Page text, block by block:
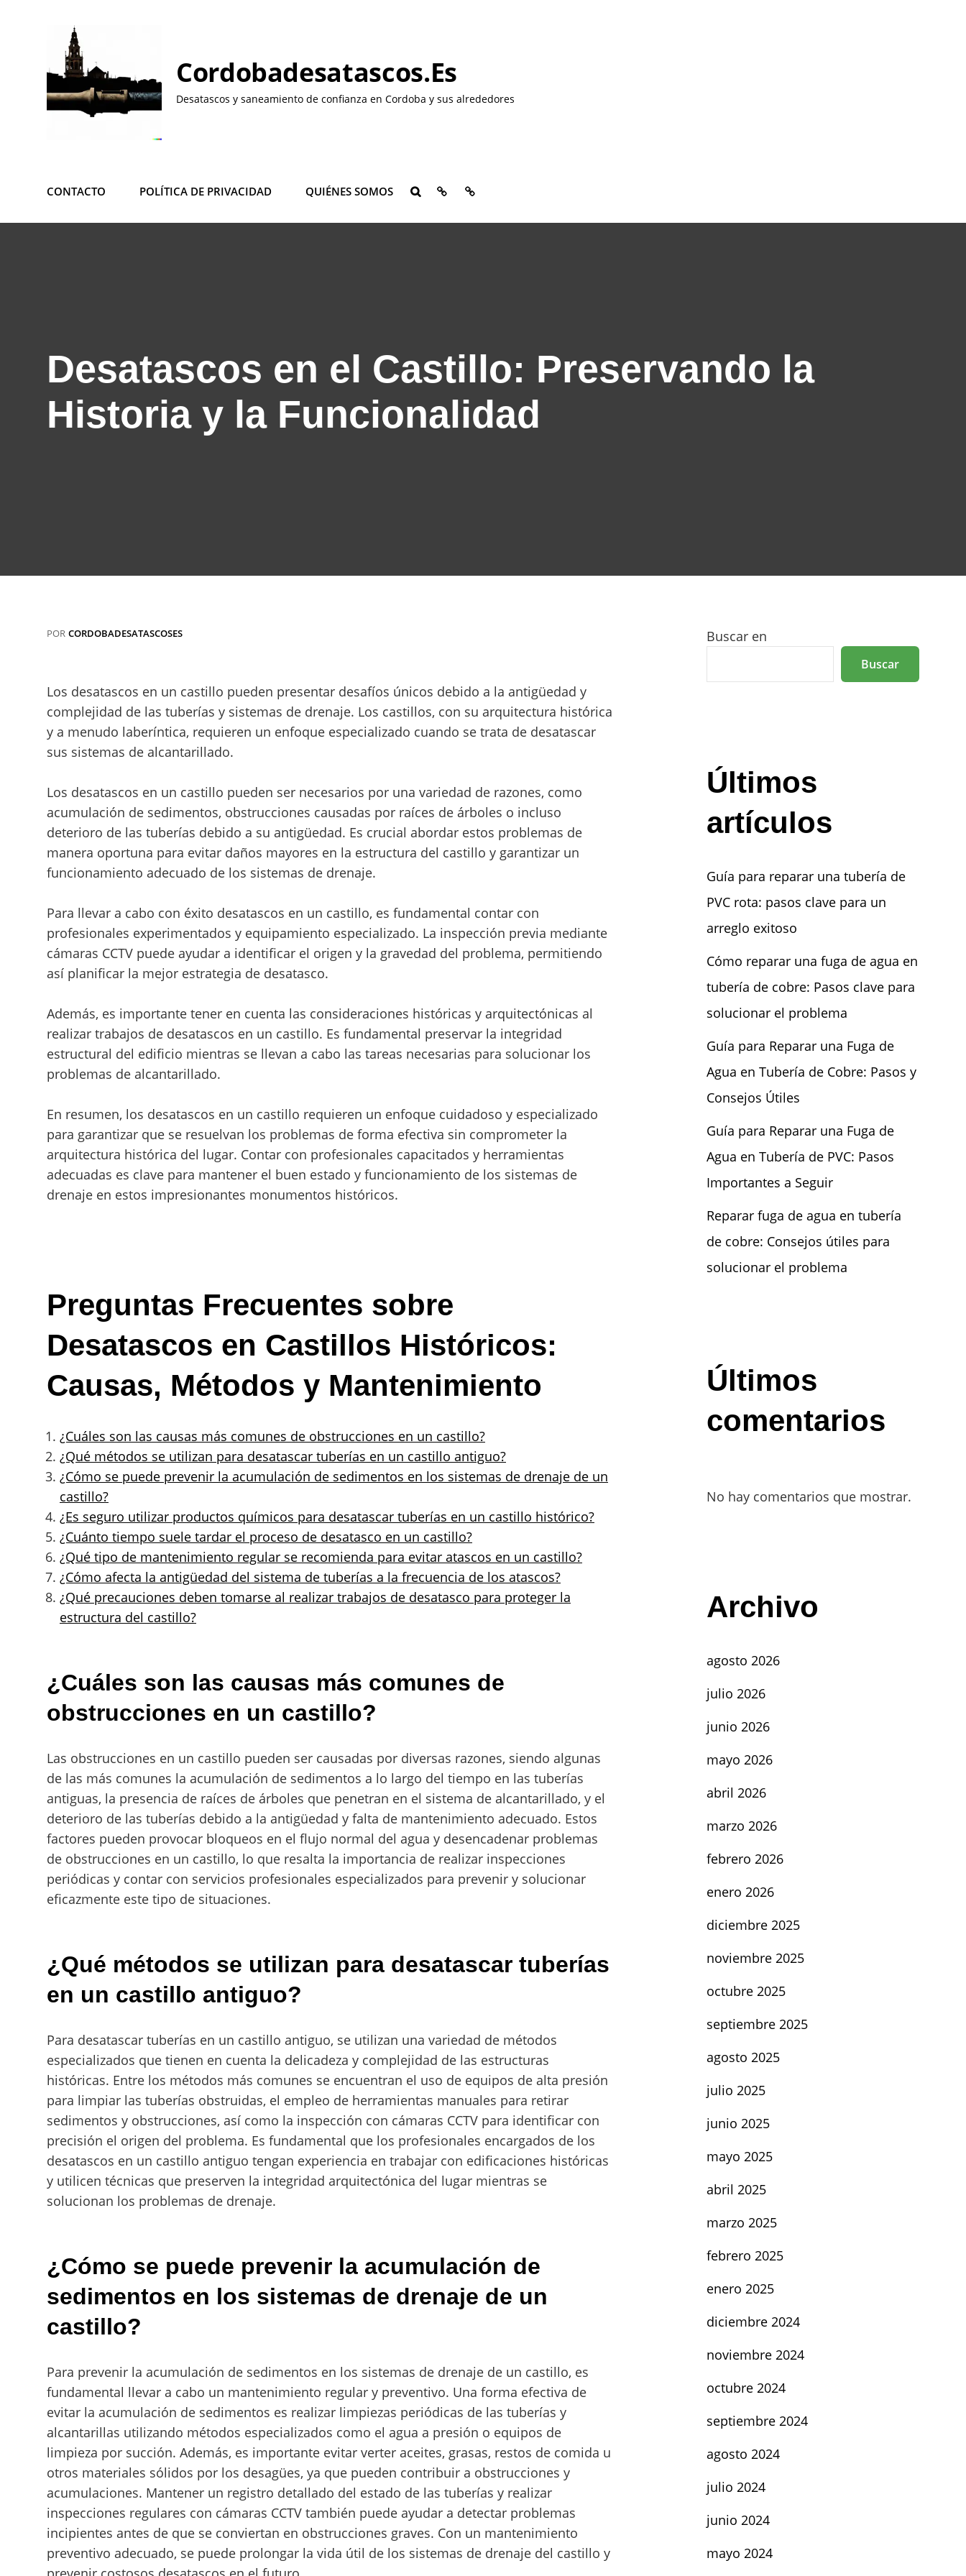
Cordobadesatascos.es
Desatascos y saneamiento de confianza en Cordoba y sus alrededores
CONTACTO POLÍTICA DE PRIVACIDAD QUIÉNES SOMOS BUSCARQUIÉNESCONTACTO
Desatascos en el Castillo: Preservando la
Historia y la Funcionalidad
POR CORDOBADESATASCOSES
Los desatascos en un castillo pueden presentar desafíos únicos debido a la antigüedad y
complejidad de las tuberías y sistemas de drenaje. Los castillos, con su arquitectura histórica
y a menudo laberíntica, requieren un enfoque especializado cuando se trata de desatascar
sus sistemas de alcantarillado.
Los desatascos en un castillo pueden ser necesarios por una variedad de razones, como
acumulación de sedimentos, obstrucciones causadas por raíces de árboles o incluso
deterioro de las tuberías debido a su antigüedad. Es crucial abordar estos problemas de
manera oportuna para evitar daños mayores en la estructura del castillo y garantizar un
funcionamiento adecuado de los sistemas de drenaje.
Para llevar a cabo con éxito desatascos en un castillo, es fundamental contar con
profesionales experimentados y equipamiento especializado. La inspección previa mediante
cámaras CCTV puede ayudar a identificar el origen y la gravedad del problema, permitiendo
así planificar la mejor estrategia de desatasco.
Además, es importante tener en cuenta las consideraciones históricas y arquitectónicas al
realizar trabajos de desatascos en un castillo. Es fundamental preservar la integridad
estructural del edificio mientras se llevan a cabo las tareas necesarias para solucionar los
problemas de alcantarillado.
En resumen, los desatascos en un castillo requieren un enfoque cuidadoso y especializado
para garantizar que se resuelvan los problemas de forma efectiva sin comprometer la
arquitectura histórica del lugar. Contar con profesionales capacitados y herramientas
adecuadas es clave para mantener el buen estado y funcionamiento de los sistemas de
drenaje en estos impresionantes monumentos históricos.
Preguntas Frecuentes sobre
Desatascos en Castillos Históricos:
Causas, Métodos y Mantenimiento
¿Cuáles son las causas más comunes de obstrucciones en un castillo?
¿Qué métodos se utilizan para desatascar tuberías en un castillo antiguo?
¿Cómo se puede prevenir la acumulación de sedimentos en los sistemas de drenaje de un
castillo?
¿Es seguro utilizar productos químicos para desatascar tuberías en un castillo histórico?
¿Cuánto tiempo suele tardar el proceso de desatasco en un castillo?
¿Qué tipo de mantenimiento regular se recomienda para evitar atascos en un castillo?
¿Cómo afecta la antigüedad del sistema de tuberías a la frecuencia de los atascos?
¿Qué precauciones deben tomarse al realizar trabajos de desatasco para proteger la
estructura del castillo?
¿Cuáles son las causas más comunes de
obstrucciones en un castillo?
Las obstrucciones en un castillo pueden ser causadas por diversas razones, siendo algunas
de las más comunes la acumulación de sedimentos a lo largo del tiempo en las tuberías
antiguas, la presencia de raíces de árboles que penetran en el sistema de alcantarillado, y el
deterioro de las tuberías debido a la antigüedad y falta de mantenimiento adecuado. Estos
factores pueden provocar bloqueos en el flujo normal del agua y desencadenar problemas
de obstrucciones en un castillo, lo que resalta la importancia de realizar inspecciones
periódicas y contar con servicios profesionales especializados para prevenir y solucionar
eficazmente este tipo de situaciones.
¿Qué métodos se utilizan para desatascar tuberías
en un castillo antiguo?
Para desatascar tuberías en un castillo antiguo, se utilizan una variedad de métodos
especializados que tienen en cuenta la delicadeza y complejidad de las estructuras
históricas. Entre los métodos más comunes se encuentran el uso de equipos de alta presión
para limpiar las tuberías obstruidas, el empleo de herramientas manuales para retirar
sedimentos y obstrucciones, así como la inspección con cámaras CCTV para identificar con
precisión el origen del problema. Es fundamental que los profesionales encargados de los
desatascos en un castillo antiguo tengan experiencia en trabajar con edificaciones históricas
y utilicen técnicas que preserven la integridad arquitectónica del lugar mientras se
solucionan los problemas de drenaje.
¿Cómo se puede prevenir la acumulación de
sedimentos en los sistemas de drenaje de un
castillo?
Para prevenir la acumulación de sedimentos en los sistemas de drenaje de un castillo, es
fundamental llevar a cabo un mantenimiento regular y preventivo. Una forma efectiva de
evitar la acumulación de sedimentos es realizar limpiezas periódicas de las tuberías y
alcantarillas utilizando métodos especializados como el agua a presión o equipos de
limpieza por succión. Además, es importante evitar verter aceites, grasas, restos de comida u
otros materiales sólidos por los desagües, ya que pueden contribuir a obstrucciones y
acumulaciones. Mantener un registro detallado del estado de las tuberías y realizar
inspecciones regulares con cámaras CCTV también puede ayudar a detectar problemas
incipientes antes de que se conviertan en obstrucciones graves. Con un mantenimiento
preventivo adecuado, se puede prolongar la vida útil de los sistemas de drenaje del castillo y
Buscar en
Buscar
Últimos
artículos
Guía para reparar una tubería de
PVC rota: pasos clave para un
arreglo exitoso
Cómo reparar una fuga de agua en
tubería de cobre: Pasos clave para
solucionar el problema
Guía para Reparar una Fuga de
Agua en Tubería de Cobre: Pasos y
Consejos Útiles
Guía para Reparar una Fuga de
Agua en Tubería de PVC: Pasos
Importantes a Seguir
Reparar fuga de agua en tubería
de cobre: Consejos útiles para
solucionar el problema
Últimos
comentarios
No hay comentarios que mostrar.
Archivo
agosto 2026
julio 2026
junio 2026
mayo 2026
abril 2026
marzo 2026
febrero 2026
enero 2026
diciembre 2025
noviembre 2025
octubre 2025
septiembre 2025
agosto 2025
julio 2025
junio 2025
mayo 2025
abril 2025
marzo 2025
febrero 2025
enero 2025
diciembre 2024
noviembre 2024
octubre 2024
septiembre 2024
agosto 2024
julio 2024
junio 2024
mayo 2024